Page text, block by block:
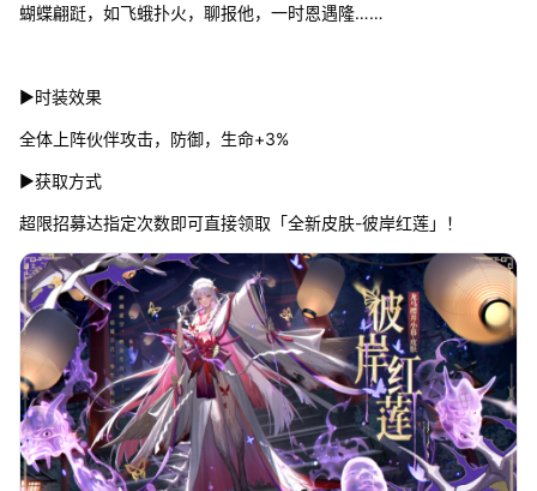
蝴蝶翩跹，如飞蛾扑火，聊报他，一时恩遇隆……
▶时装效果
全体上阵伙伴攻击，防御，生命+3%
▶获取方式
超限招募达指定次数即可直接领取「全新皮肤-彼岸红莲」！